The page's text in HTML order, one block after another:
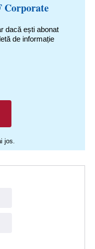
Corporate
dacă ești abonat
de informație
jos.